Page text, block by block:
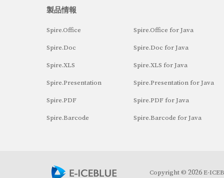
製品情報
Spire.Office
Spire.Doc
Spire.XLS
Spire.Presentation
Spire.PDF
Spire.Barcode
Spire.Office for Java
Spire.Doc for Java
Spire.XLS for Java
Spire.Presentation for Java
Spire.PDF for Java
Spire.Barcode for Java
Copyright © 2026E-